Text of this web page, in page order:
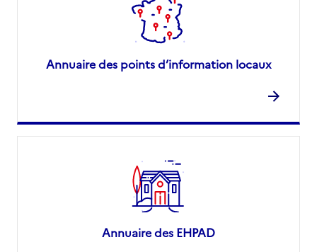
Annuaire des points d’information locaux
Annuaire des EHPAD